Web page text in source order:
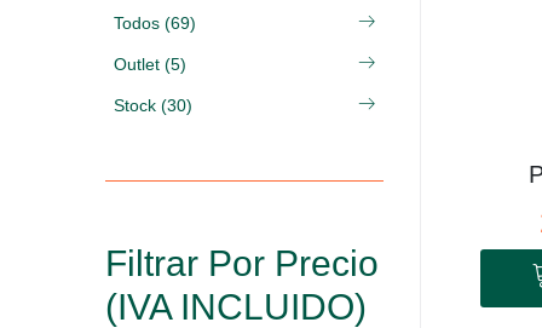
Todos (69)
Outlet (5)
Stock (30)
Filtrar Por Precio
(IVA INCLUIDO)